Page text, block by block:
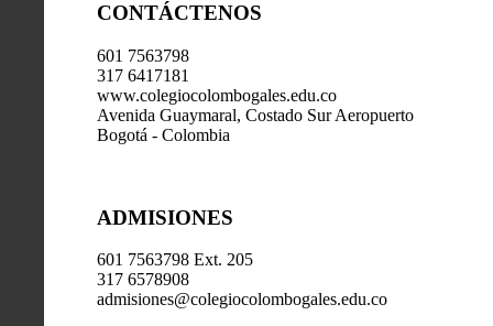
CONTÁCTENOS
601 7563798
317 6417181
www.colegiocolombogales.edu.co
Avenida Guaymaral, Costado Sur Aeropuerto
Bogotá - Colombia
ADMISIONES
601 7563798 Ext. 205
317 6578908
admisiones@colegiocolombogales.edu.co